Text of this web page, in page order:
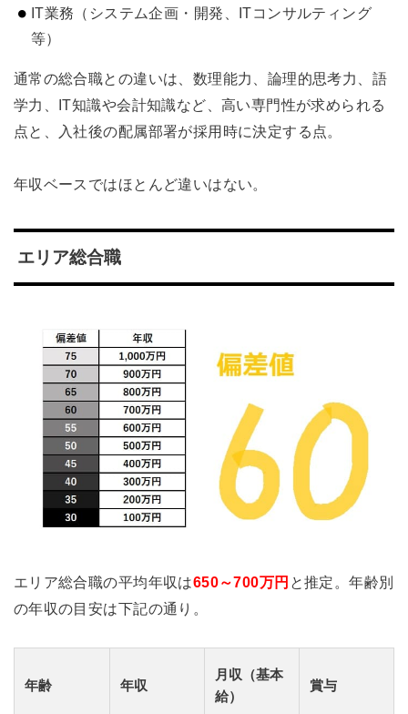
IT業務（システム企画・開発、ITコンサルティング
等）
通常の総合職との違いは、数理能力、論理的思考力、語
学力、IT知識や会計知識など、高い専門性が求められる
点と、入社後の配属部署が採用時に決定する点。
年収ベースではほとんど違いはない。
エリア総合職
エリア総合職の平均年収は650～700万円 と推定。年齢別
の年収の目安は下記の通り。
年齢 年収
月収（基本
給）
賞与